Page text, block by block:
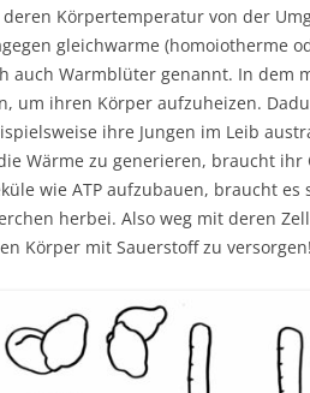
Körpertemperatur von der
gleichwarme (homoiotherme
auch Warmblüter genannt. In dem
um ihren Körper aufzuheizen.
ihre Jungen im Leib
Wärme zu generieren, braucht ihr
wie ATP aufzubauen, braucht es
herbei. Also weg mit deren
Körper mit Sauerstoff zu versorgen!